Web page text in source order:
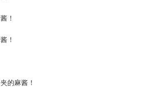
！
！
的麻酱！